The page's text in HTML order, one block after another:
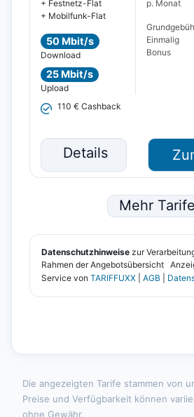
Die angezeigten Tarife stammen von
Preise und Verfügbarkeit können
ohne Gewähr.